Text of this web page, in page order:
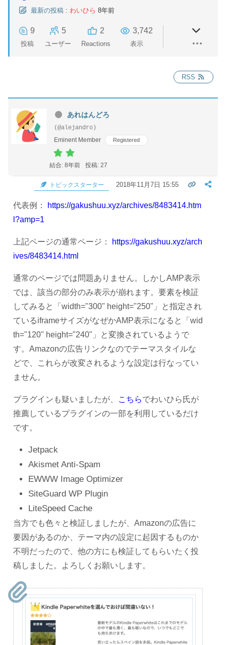
最新の投稿 : わいひら 8年前
9
投稿
5
ユーザー
2
Reactions
3,742
表示
RSS
あれはんどろ
(@alejandro)
Eminent Member
Registered
結合: 8年前 投稿: 27
トピックスターター 2018年11月7日 15:55
代表例：
https://gakushuu.xyz/archives/8483414.htm
l?amp=1
上記ページの通常ページ：
https://gakushuu.xyz/arch
ives/8483414.html
通常のページでは問題ありません。しかしAMP表示
では、該当の部分のみ表示が崩れます。要素を検証
してみると「width="300" height="250"」と指定され
ているiframeサイズがなぜかAMP表示になると「wid
th="120" height="240"」と変換されているようで
す。Amazonの広告リンクなのでテーマスタイルな
どで、これらが改変されるような設定は行なってい
ません。
プラグインも疑いましたが、 こちらでわいひら氏が
推薦しているプラグインの一部を利用しているだけ
です。
Jetpack
Akismet Anti-Spam
EWWW Image Optimizer
SiteGuard WP Plugin
LiteSpeed Cache
当方でも色々と検証しましたが、Amazonの広告に
要因があるのか、テーマ内の設定に起因するものか
不明だったので、他の方にも検証してもらいたく投
稿しました。よろしくお願いします。